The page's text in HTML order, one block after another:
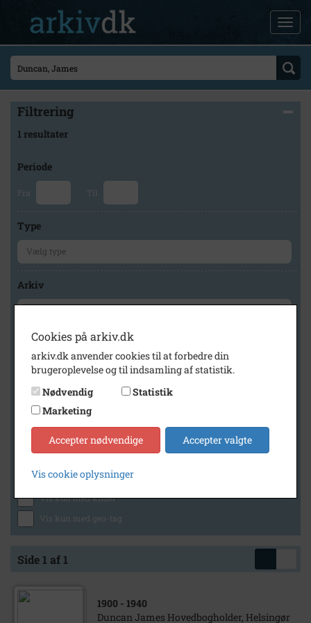
Filtrering
1 resultater
Periode
Fra Til
Type
Arkiv
Geografi
Generelt
Vis kun med billeder
Vis kun med lydklip
Vis kun med kilder
Vis kun med geo-tag
Side 1 af 1
1900 - 1940
Duncan James Hovedbogholder, Helsingør
Cookies på arkiv.dk
arkiv.dk anvender cookies til at forbedre din
brugeroplevelse og til indsamling af statistik.
Nødvendig
Statistik
Marketing
Accepter nødvendige Accepter valgte
Vis cookie oplysninger